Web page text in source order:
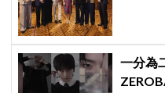
一分為